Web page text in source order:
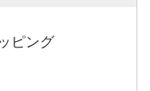
ピング